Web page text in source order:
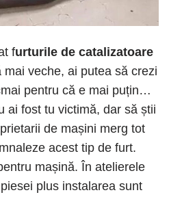
furturile de catalizatoare
mai veche, ai putea să crezi
pentru că e mai puțin…
ai fost tu victimă, dar să știi
de mașini merg tot
acest tip de furt.
mașină. În atelierele
plus instalarea sunt